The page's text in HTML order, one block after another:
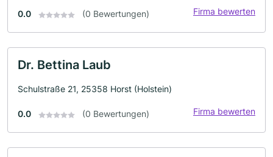
0.0 (0 Bewertungen) Firma bewerten
Dr. Bettina Laub
Schulstraße 21, 25358 Horst (Holstein)
0.0 (0 Bewertungen) Firma bewerten